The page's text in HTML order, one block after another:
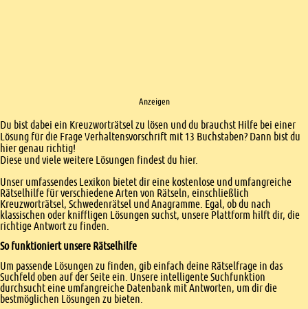
Anzeigen
Einleitung
Du bist dabei ein Kreuzworträtsel zu lösen und du brauchst Hilfe bei einer
Lösung für die Frage Verhaltensvorschrift mit 13 Buchstaben? Dann bist du
hier genau richtig!
Diese und viele weitere Lösungen findest du hier.
Unser umfassendes Lexikon bietet dir eine kostenlose und umfangreiche
Rätselhilfe für verschiedene Arten von Rätseln, einschließlich
Kreuzworträtsel, Schwedenrätsel und Anagramme. Egal, ob du nach
klassischen oder kniffligen Lösungen suchst, unsere Plattform hilft dir, die
richtige Antwort zu finden.
So funktioniert unsere Rätselhilfe
Um passende Lösungen zu finden, gib einfach deine Rätselfrage in das
Suchfeld oben auf der Seite ein. Unsere intelligente Suchfunktion
durchsucht eine umfangreiche Datenbank mit Antworten, um dir die
bestmöglichen Lösungen zu bieten.